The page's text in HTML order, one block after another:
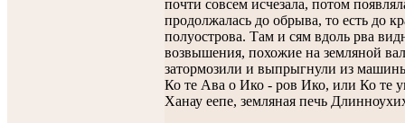
почти совсем исчезала, потом
продолжалась до обрыва, то есть до
полуострова. Там и сям вдоль рва
возвышения, похожие на земляной
затормозили и выпрыгнули из
Ко те Ава о Ико - ров Ико, или Ко те
Ханау еепе, земляная печь